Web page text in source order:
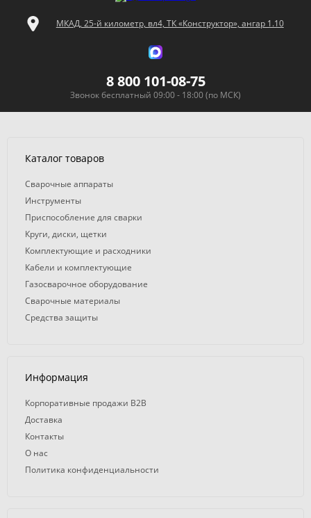
МКАД, 25-й километр, вл4, ТК «Конструктор», ангар 1.10
8 800 101-08-75
Звонок бесплатный 09:00 - 18:00 (по МСК)
Каталог товаров
Сварочные аппараты
Инструменты
Приспособление для сварки
Круги, диски, щетки
Комплектующие и расходники
Кабели и комплектующие
Газосварочное оборудование
Сварочные материалы
Средства защиты
Информация
Корпоративные продажи B2B
Доставка
Контакты
О нас
Политика конфиденциальности